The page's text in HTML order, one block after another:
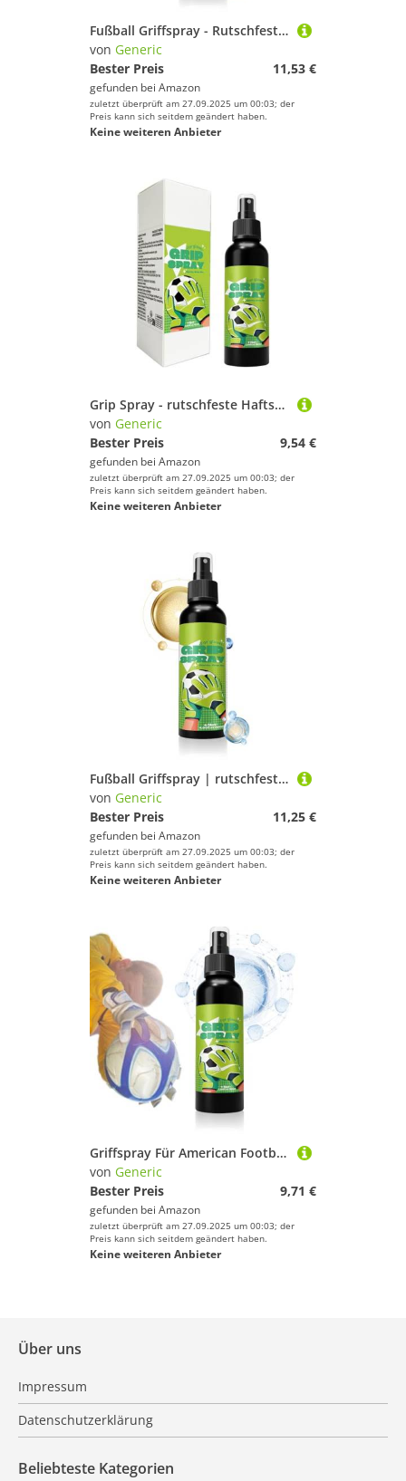
Fußball Griffspray - Rutschfestiger Haftverstärker - Fußball Grip Handschuh Verstärkung | Für Basketball Handball Schuhe Baseball Training Sportarten Athleten
von Generic
Bester Preis
11,53 €
gefunden bei Amazon
zuletzt überprüft am 27.09.2025 um 00:03; der
Preis kann sich seitdem geändert haben.
Keine weiteren Anbieter
Grip Spray - rutschfeste Haftspray,Torwart Handschuh Griff Spray,Für Fußball Basketball Handball Schuhe Baseball Training Sportarten Athleten
von Generic
Bester Preis
9,54 €
gefunden bei Amazon
zuletzt überprüft am 27.09.2025 um 00:03; der
Preis kann sich seitdem geändert haben.
Keine weiteren Anbieter
Fußball Griffspray | rutschfeste Haftspray,Fußball Grip Handschuh Verstärkung | Für Basketball Handball Schuhe Baseball Training Sportarten Athleten
von Generic
Bester Preis
11,25 €
gefunden bei Amazon
zuletzt überprüft am 27.09.2025 um 00:03; der
Preis kann sich seitdem geändert haben.
Keine weiteren Anbieter
Griffspray Für American Football Handschuhe - Anti-Rutsch Spray - Torwart Handschuh Griff Spray,Für Fußball Basketball Handball Schuhe Baseball Training Sportarten Athleten
von Generic
Bester Preis
9,71 €
gefunden bei Amazon
zuletzt überprüft am 27.09.2025 um 00:03; der
Preis kann sich seitdem geändert haben.
Keine weiteren Anbieter
Über uns
Impressum
Datenschutzerklärung
Beliebteste Kategorien